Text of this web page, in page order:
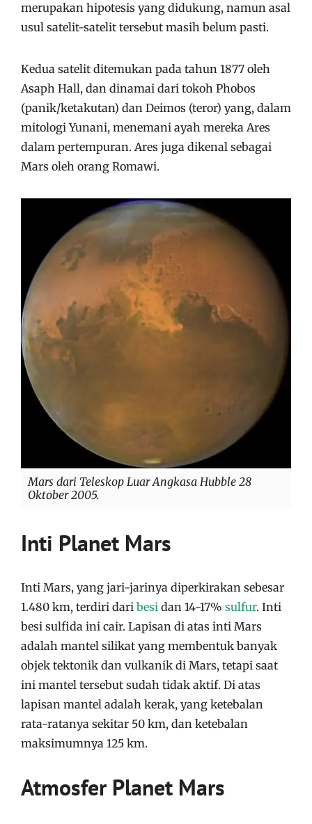
merupakan hipotesis yang didukung, namun asal
usul satelit-satelit tersebut masih belum pasti.
Kedua satelit ditemukan pada tahun 1877 oleh
Asaph Hall, dan dinamai dari tokoh Phobos
(panik/ketakutan) dan Deimos (teror) yang, dalam
mitologi Yunani, menemani ayah mereka Ares
dalam pertempuran. Ares juga dikenal sebagai
Mars oleh orang Romawi.
Mars dari Teleskop Luar Angkasa Hubble 28
Oktober 2005.
Inti Planet Mars
Inti Mars, yang jari-jarinya diperkirakan sebesar
1.480 km, terdiri dari besi dan 14-17% sulfur. Inti
besi sulfida ini cair. Lapisan di atas inti Mars
adalah mantel silikat yang membentuk banyak
objek tektonik dan vulkanik di Mars, tetapi saat
ini mantel tersebut sudah tidak aktif. Di atas
lapisan mantel adalah kerak, yang ketebalan
rata-ratanya sekitar 50 km, dan ketebalan
maksimumnya 125 km.
Atmosfer Planet Mars